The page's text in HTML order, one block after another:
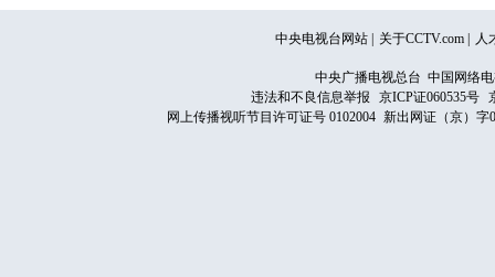
中央电视台网站 关于CCTV.com 人
中央广播电视总台 中国网络
违法和不良信息举报
京ICP证060535号
网上传播视听节目许可证号 0102004 新出网证（京）